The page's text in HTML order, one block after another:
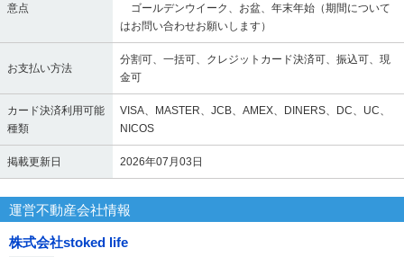
意点
ゴールデンウイーク、お盆、年末年始（期間について
はお問い合わせお願いします）
お支払い方法
分割可、一括可、クレジットカード決済可、振込可、現
金可
カード決済利用可能
種類
VISA、MASTER、JCB、AMEX、DINERS、DC、UC、
NICOS
掲載更新日 2026年07月03日
運営不動産会社情報
株式会社stoked life